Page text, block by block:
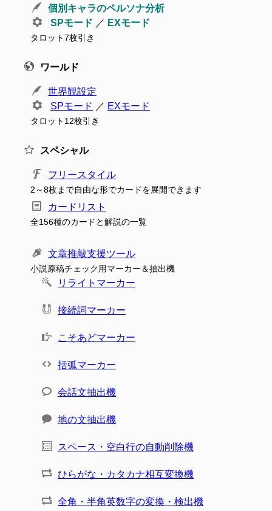
個別キャラのペルソナ分析
SPモード ／ EXモード
タロット7枚引き
ワールド
世界観設定
SPモード ／ EXモード
タロット12枚引き
スペシャル
フリースタイル
2～8枚まで自由な形でカードを展開できます
カードリスト
全156種のカードと解説の一覧
文章推敲支援ツール
小説原稿チェック用マーカー＆抽出機
リライトマーカー
接続詞マーカー
こそあどマーカー
括弧マーカー
会話文抽出機
地の文抽出機
スペース・空白行の自動削除機
ひらがな・カタカナ相互変換機
全角・半角英数字の変換・検出機